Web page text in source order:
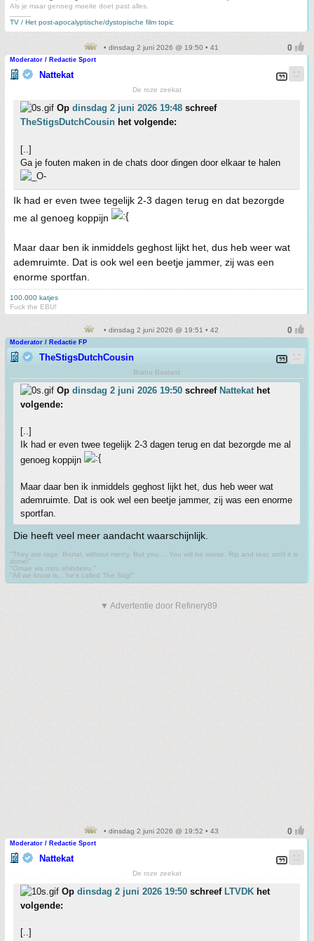
Als je maar genoeg moeite doet past alles.
TV / Het post-apocalyptische/dystopische film topic
• dinsdag 2 juni 2026 @ 19:50 • 41
Moderator / Redactie Sport
Nattekat
De roze zeekat
Op dinsdag 2 juni 2026 19:48 schreef
TheStigsDutchCousin het volgende:
[..]
Ga je fouten maken in de chats door dingen door elkaar te halen
Ik had er even twee tegelijk 2-3 dagen terug en dat bezorgde
me al genoeg koppijn
Maar daar ben ik inmiddels geghost lijkt het, dus heb weer wat
ademruimte. Dat is ook wel een beetje jammer, zij was een
enorme sportfan.
100.000 katjes
Fuck the EBU!
• dinsdag 2 juni 2026 @ 19:51 • 42
Moderator / Redactie FP
TheStigsDutchCousin
Brabo Bastard
Op dinsdag 2 juni 2026 19:50 schreef Nattekathet
volgende:
[..]
Ik had er even twee tegelijk 2-3 dagen terug en dat bezorgde me al
genoeg koppijn
Maar daar ben ik inmiddels geghost lijkt het, dus heb weer wat
ademruimte. Dat is ook wel een beetje jammer, zij was een enorme
sportfan.
Die heeft veel meer aandacht waarschijnlijk.
"They are rage. Brutal, without mercy. But you.... You will be worse. Rip and tear, until it is
done!"
"Omae wa mou shindeiru."
"All we know is... he's called The Stig!"
▼ Advertentie door Refinery89
• dinsdag 2 juni 2026 @ 19:52 • 43
Moderator / Redactie Sport
Nattekat
De roze zeekat
Op dinsdag 2 juni 2026 19:50 schreef LTVDK het
volgende:
[..]